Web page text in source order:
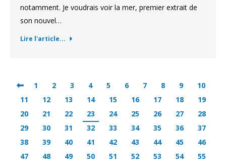
notamment. Je voudrais voir la mer, premier extrait de
son nouvel…
Lire l'article...
1 2 3 4 5 6 7 8 9
10
11
12 13 14 15 16 17 18
19
20
21 22 23 24 25 26 27
28
29
30 31 32 33 34 35 36
37
38
39 40 41 42 43 44 45
46
47
48 49 50 51 52 53 54
55